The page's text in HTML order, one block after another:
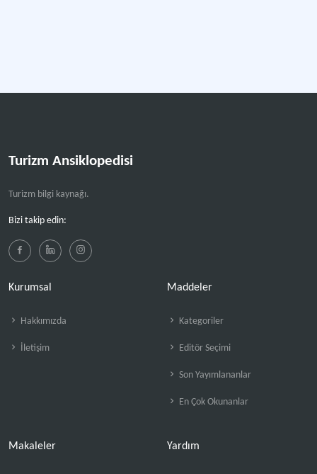
Turizm Ansiklopedisi
Turizm bilgi kaynağı.
Bizi takip edin:
Kurumsal
Hakkımızda
İletişim
Maddeler
Kategoriler
Editör Seçimi
Son Yayımlananlar
En Çok Okunanlar
Makaleler Yardım